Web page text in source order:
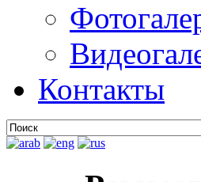
Контакты